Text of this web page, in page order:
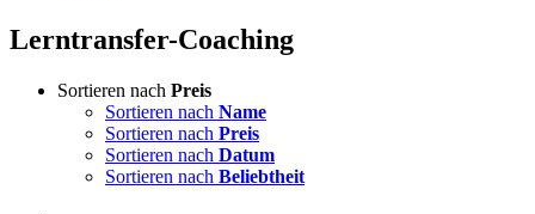
Lerntransfer-Coaching
Sortieren nach Preis
Sortieren nach Name
Sortieren nach Preis
Sortieren nach Datum
Sortieren nach Beliebtheit